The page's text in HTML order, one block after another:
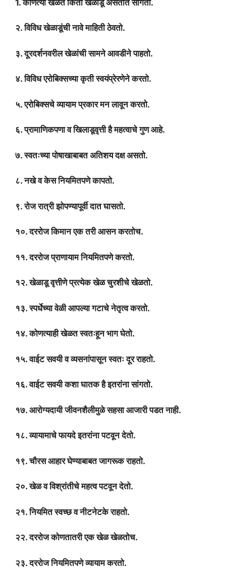
1. कोणत्या खेळत किती खेळाडू असतात सांगतो.
२. विविध खेळाडूंची नावे माहिती ठेवतो.
३. दूरदर्शनवरील खेळांची सामने आवडीने पाहतो.
४. विविध एरोबिक्सच्या कृती स्वयंप्रेरणेने करतो.
५. एरोबिक्सचे व्यायाम प्रकार मन लावून करतो.
६. प्रामाणिकपणा व खिलाडूवृत्ती है महत्वाचे गुण आहे.
७. स्वतःच्या पोषाखाबाबत अतिशय दक्ष असतो.
८. नखे व केस नियमितपणे कापतो.
९. रोज रात्री झोपण्यापूर्वी दात घासतो.
१०. दररोज किमान एक तरी आसन करतोच.
११. दररोज प्राणायाम नियमितपणे करतो.
१२. खेळाडू वृत्तीणे प्रत्येक खेळ चुरशीचे खेळतो.
१३. स्पर्धेच्या वेळी आपल्या गटाचे नेतृत्व करतो.
१४. कोणत्याही खेळत स्वतःहून भाग घेतो.
१५. वाईट सवयी व व्यसनांपासून स्वतः दूर राहतो.
१६. वाईट सवयी कशा घातक है इतरांना सांगतो.
१७. आरोग्यदायी जीवनशैलीमुळे सहसा आजारी पडत नाही.
१८. व्यायामाचे फायदे इतरांना पटवून देतो.
१९. चौरस आहार घेण्याबाबत जागरूक राहतो.
२०. खेळ व विश्रांतीचे महत्व पटवून देतो.
२१. नियमित स्वच्छ व नीटनेटके राहतो.
२२. दररोज कोणतातरी एक खेळ खेळतोच.
२३. दररोज नियमितपणे व्यायाम करतो.